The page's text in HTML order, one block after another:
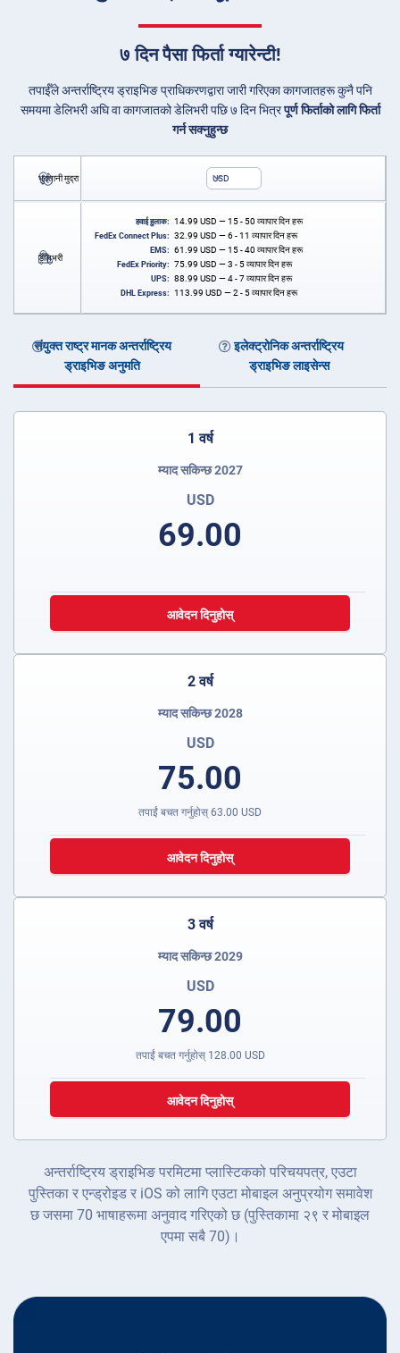
७ दिन पैसा फिर्ता ग्यारेन्टी!
तपाईँले अन्तर्राष्ट्रिय ड्राइभिङ प्राधिकरणद्वारा जारी गरिएका कागजातहरू कुनै पनि
समयमा डेलिभरी अघि वा कागजातको डेलिभरी पछि ७ दिन भित्रपूर्ण फिर्ताको लागि फिर्ता
गर्न सक्नुहुन्छ
भुक्तानी मुद्रा USD
डेलिभरी
हवाई हुलाक: 14.99 USD — 15 - 50 व्यापार दिन हरू
FedEx Connect Plus: 32.99 USD — 6 - 11 व्यापार दिन हरू
EMS: 61.99 USD — 15 - 40 व्यापार दिन हरू
FedEx Priority: 75.99 USD — 3 - 5 व्यापार दिन हरू
UPS: 88.99 USD — 4 - 7 व्यापार दिन हरू
DHL Express: 113.99 USD — 2 - 5 व्यापार दिन हरू
संयुक्त राष्ट्र मानक अन्तर्राष्ट्रिय
ड्राइभिङ अनुमति
इलेक्ट्रोनिक अन्तर्राष्ट्रिय
ड्राइभिङ लाइसेन्स
1 वर्ष
म्याद सकिन्छ 2027
USD
69.00
आवेदन दिनुहोस्
2 वर्ष
म्याद सकिन्छ 2028
USD
75.00
तपाईं बचत गर्नुहोस् 63.00 USD
आवेदन दिनुहोस्
3 वर्ष
म्याद सकिन्छ 2029
USD
79.00
तपाईं बचत गर्नुहोस् 128.00 USD
आवेदन दिनुहोस्
अन्तर्राष्ट्रिय ड्राइभिङ परमिटमा प्लास्टिकको परिचयपत्र, एउटा
पुस्तिका र एन्ड्रोइड र iOS को लागि एउटा मोबाइल अनुप्रयोग समावेश
छ जसमा 70 भाषाहरूमा अनुवाद गरिएको छ (पुस्तिकामा २९ र मोबाइल
एपमा सबै 70)।